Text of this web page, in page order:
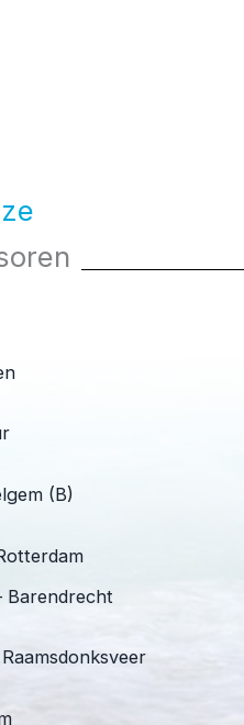
(B)
Barendrecht